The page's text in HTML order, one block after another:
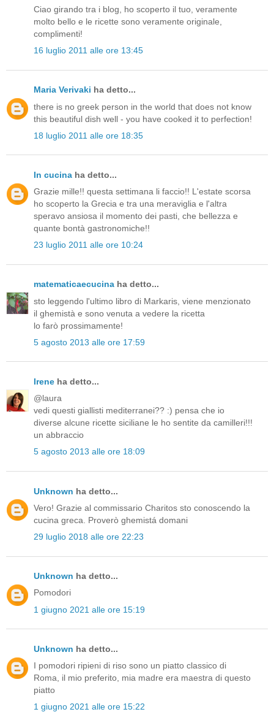
Ciao girando tra i blog, ho scoperto il tuo, veramente
molto bello e le ricette sono veramente originale,
complimenti!
16 luglio 2011 alle ore 13:45
Maria Verivaki ha detto...
there is no greek person in the world that does not know
this beautiful dish well - you have cooked it to perfection!
18 luglio 2011 alle ore 18:35
In cucina ha detto...
Grazie mille!! questa settimana li faccio!! L'estate scorsa
ho scoperto la Grecia e tra una meraviglia e l'altra
speravo ansiosa il momento dei pasti, che bellezza e
quante bontà gastronomiche!!
23 luglio 2011 alle ore 10:24
matematicaecucina ha detto...
sto leggendo l'ultimo libro di Markaris, viene menzionato
il ghemistà e sono venuta a vedere la ricetta
lo farò prossimamente!
5 agosto 2013 alle ore 17:59
Irene ha detto...
@laura
vedi questi giallisti mediterranei?? :) pensa che io
diverse alcune ricette siciliane le ho sentite da camilleri!!!
un abbraccio
5 agosto 2013 alle ore 18:09
Unknown ha detto...
Vero! Grazie al commissario Charitos sto conoscendo la
cucina greca. Proverò ghemistá domani
29 luglio 2018 alle ore 22:23
Unknown ha detto...
Pomodori
1 giugno 2021 alle ore 15:19
Unknown ha detto...
I pomodori ripieni di riso sono un piatto classico di
Roma, il mio preferito, mia madre era maestra di questo
piatto
1 giugno 2021 alle ore 15:22